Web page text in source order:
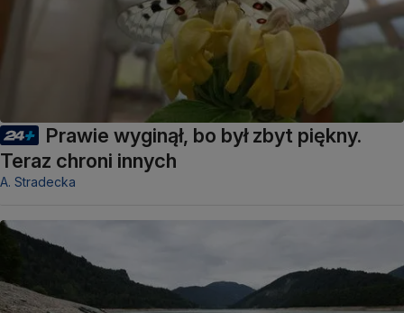
Prawie wyginął, bo był zbyt piękny.
Teraz chroni innych
A. Stradecka